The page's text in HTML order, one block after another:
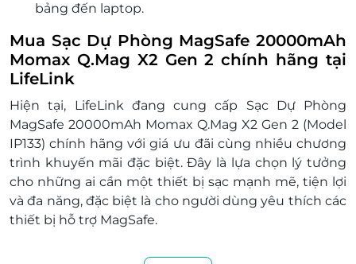
bảng đến laptop.
Mua Sạc Dự Phòng MagSafe 20000mAh
Momax Q.Mag X2 Gen 2 chính hãng tại
LifeLink
Hiện tại, LifeLink đang cung cấp Sạc Dự Phòng
MagSafe 20000mAh Momax Q.Mag X2 Gen 2 (Model
IP133) chính hãng với giá ưu đãi cùng nhiều chương
trình khuyến mãi đặc biệt. Đây là lựa chọn lý tưởng
cho những ai cần một thiết bị sạc mạnh mẽ, tiện lợi
và đa năng, đặc biệt là cho người dùng yêu thích các
thiết bị hỗ trợ MagSafe.